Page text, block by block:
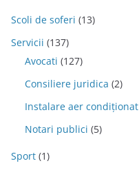
Scoli de soferi (13)
Servicii (137)
Avocati (127)
Consiliere juridica (2)
Instalare aer condiționat
Notari publici (5)
Sport (1)